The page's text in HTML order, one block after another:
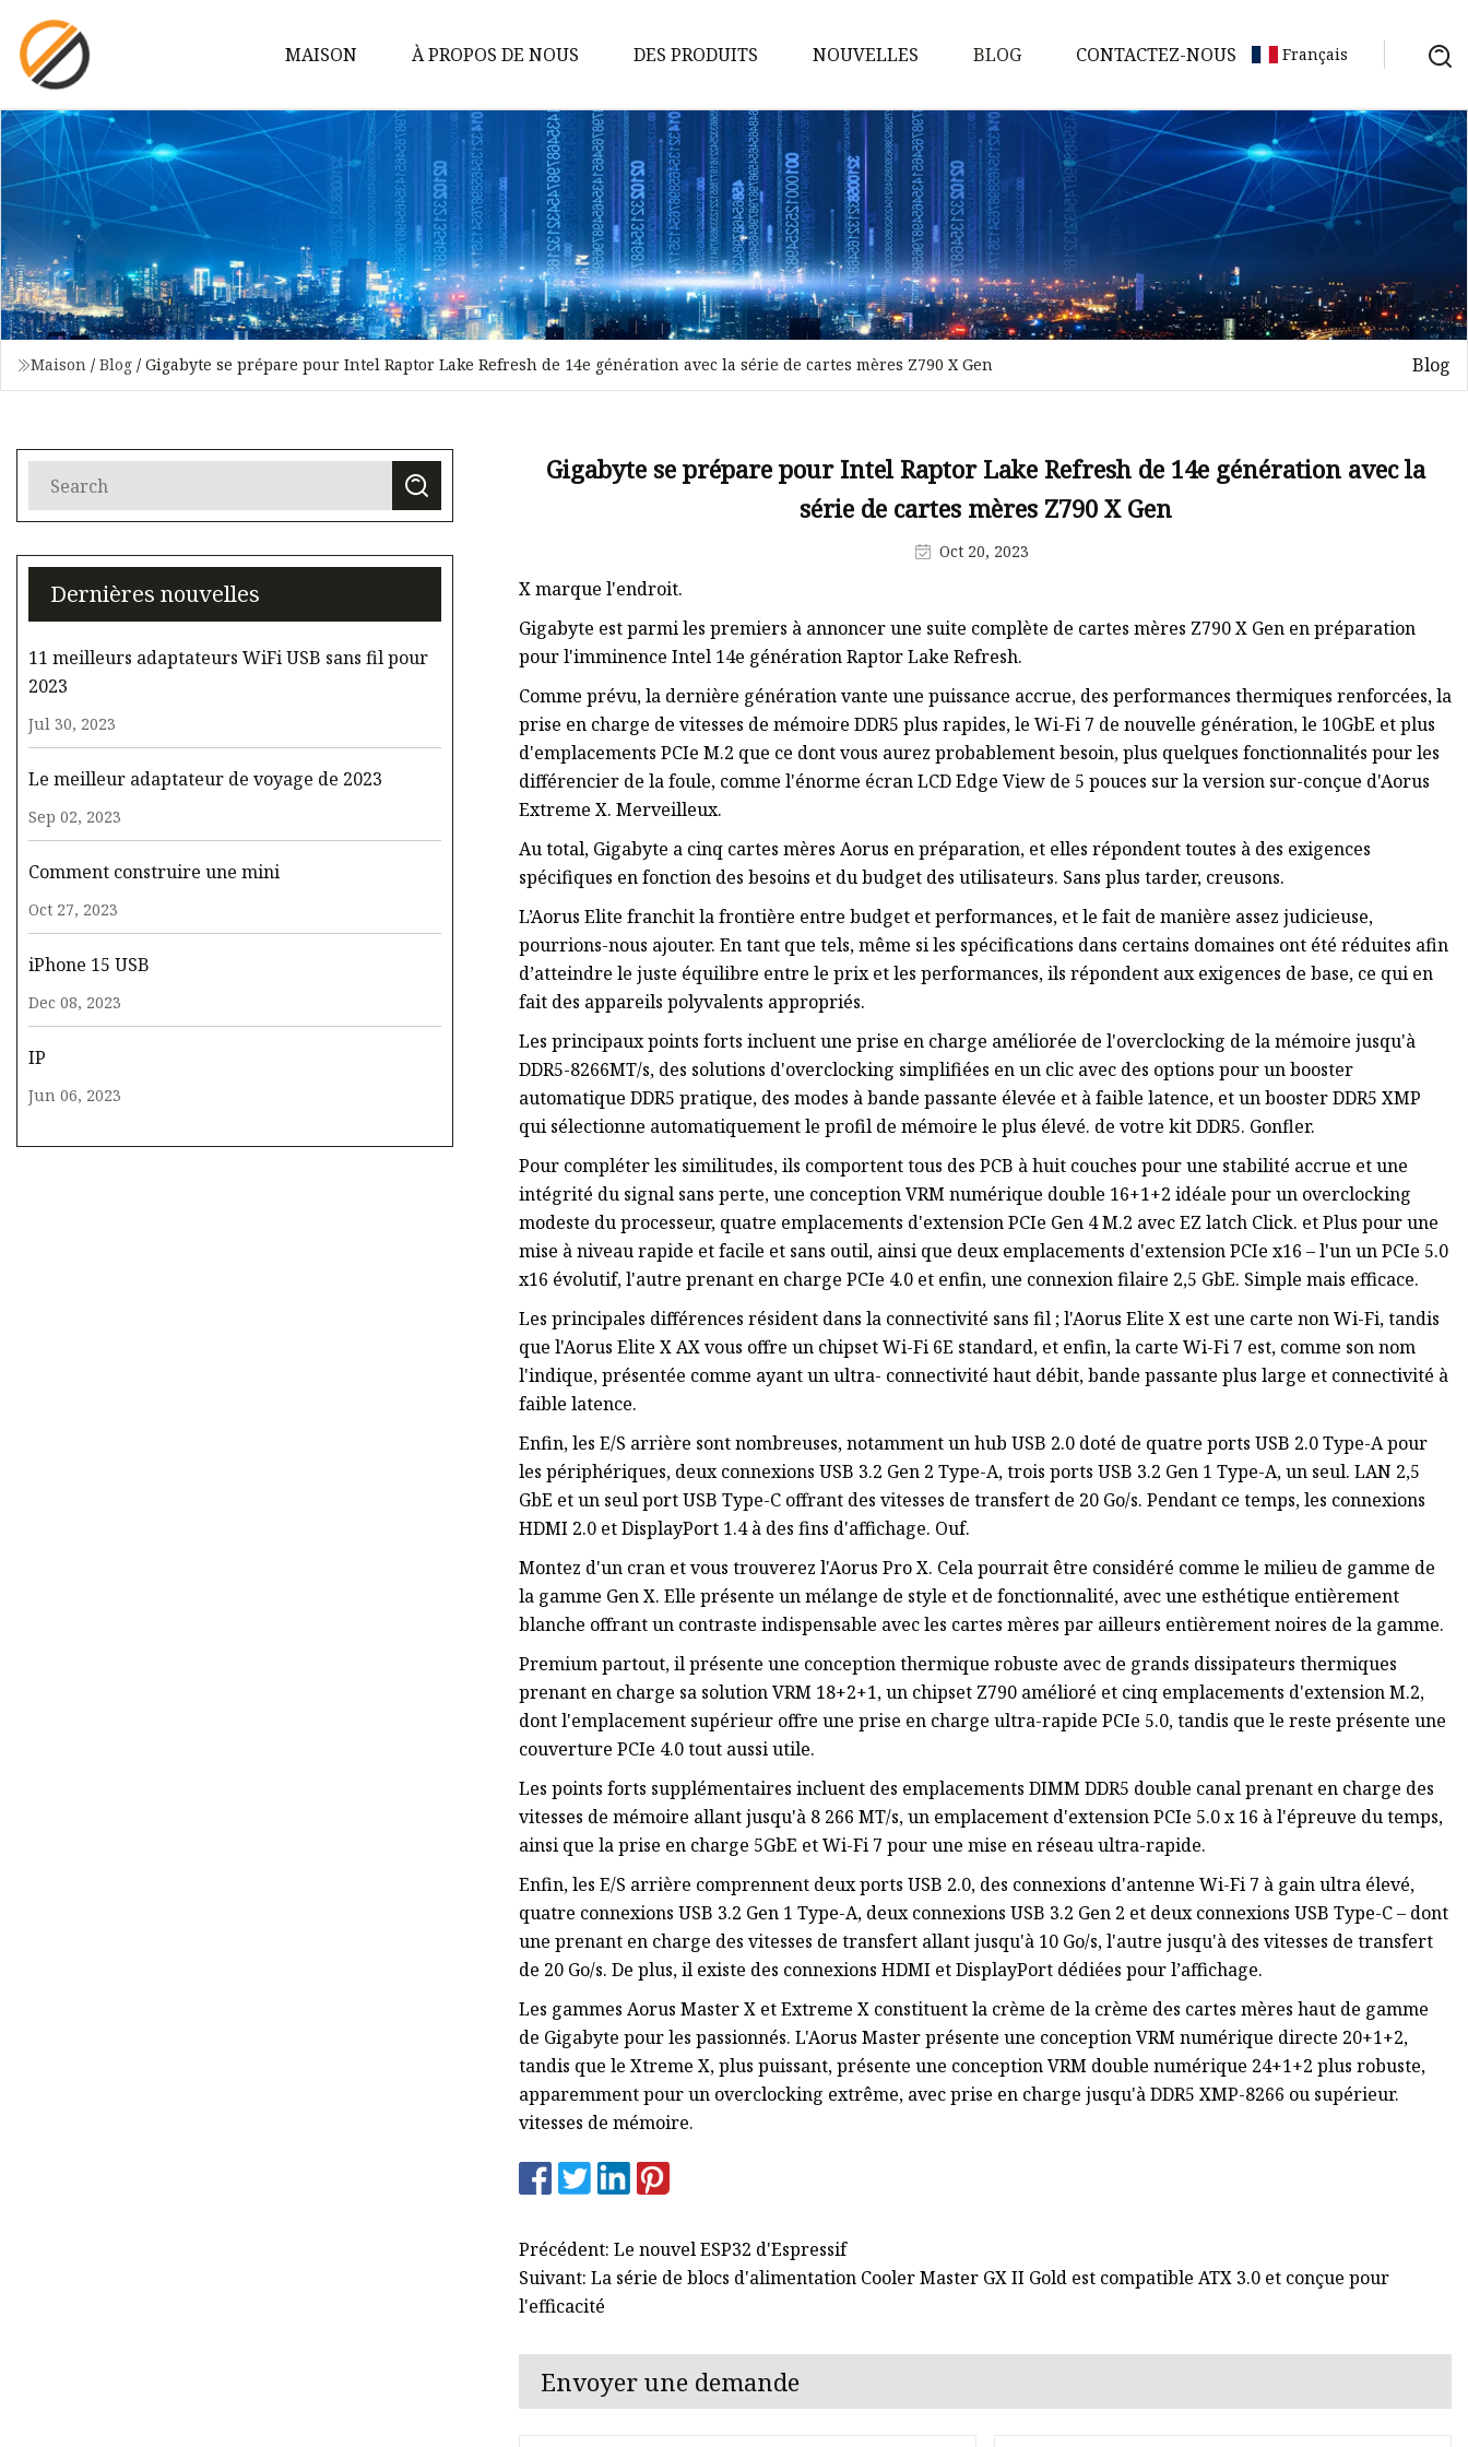
MAISON À PROPOS DE NOUS DES PRODUITS
Commutateur réseau
Adaptateur de réseau
Electronique grand public
Commutateur POE
Adaptateur TYPE-C
Commutateur non POE
Connecteur TYPEC
Module d'alimentation POE
Véritable stéréo sans fil
NOUVELLES BLOG CONTACTEZ-NOUS Français
Maison / Blog / Gigabyte se prépare pour Intel Raptor Lake Refresh de 14e génération avec la série de cartes mères Z790 X Gen Blog
Dernières nouvelles
11 meilleurs adaptateurs WiFi USB sans fil pour
2023
Jul 30, 2023
Le meilleur adaptateur de voyage de 2023
Sep 02, 2023
Comment construire une mini
Oct 27, 2023
iPhone 15 USB
Dec 08, 2023
IP
Jun 06, 2023
Gigabyte se prépare pour Intel Raptor Lake Refresh de 14e génération avec la
série de cartes mères Z790 X Gen
Oct 20, 2023
X marque l'endroit.
Gigabyte est parmi les premiers à annoncer une suite complète de cartes mères Z790 X Gen en préparation
pour l'imminence Intel 14e génération Raptor Lake Refresh.
Comme prévu, la dernière génération vante une puissance accrue, des performances thermiques renforcées, la
prise en charge de vitesses de mémoire DDR5 plus rapides, le Wi-Fi 7 de nouvelle génération, le 10GbE et plus
d'emplacements PCIe M.2 que ce dont vous aurez probablement besoin, plus quelques fonctionnalités pour les
différencier de la foule, comme l'énorme écran LCD Edge View de 5 pouces sur la version sur-conçue d'Aorus
Extreme X. Merveilleux.
Au total, Gigabyte a cinq cartes mères Aorus en préparation, et elles répondent toutes à des exigences
spécifiques en fonction des besoins et du budget des utilisateurs. Sans plus tarder, creusons.
L’Aorus Elite franchit la frontière entre budget et performances, et le fait de manière assez judicieuse,
pourrions-nous ajouter. En tant que tels, même si les spécifications dans certains domaines ont été réduites afin
d’atteindre le juste équilibre entre le prix et les performances, ils répondent aux exigences de base, ce qui en
fait des appareils polyvalents appropriés.
Les principaux points forts incluent une prise en charge améliorée de l'overclocking de la mémoire jusqu'à
DDR5-8266MT/s, des solutions d'overclocking simplifiées en un clic avec des options pour un booster
automatique DDR5 pratique, des modes à bande passante élevée et à faible latence, et un booster DDR5 XMP
qui sélectionne automatiquement le profil de mémoire le plus élevé. de votre kit DDR5. Gonfler.
Pour compléter les similitudes, ils comportent tous des PCB à huit couches pour une stabilité accrue et une
intégrité du signal sans perte, une conception VRM numérique double 16+1+2 idéale pour un overclocking
modeste du processeur, quatre emplacements d'extension PCIe Gen 4 M.2 avec EZ latch Click. et Plus pour une
mise à niveau rapide et facile et sans outil, ainsi que deux emplacements d'extension PCIe x16 – l'un un PCIe 5.0
x16 évolutif, l'autre prenant en charge PCIe 4.0 et enfin, une connexion filaire 2,5 GbE. Simple mais efficace.
Les principales différences résident dans la connectivité sans fil ; l'Aorus Elite X est une carte non Wi-Fi, tandis
que l'Aorus Elite X AX vous offre un chipset Wi-Fi 6E standard, et enfin, la carte Wi-Fi 7 est, comme son nom
l'indique, présentée comme ayant un ultra- connectivité haut débit, bande passante plus large et connectivité à
faible latence.
Enfin, les E/S arrière sont nombreuses, notamment un hub USB 2.0 doté de quatre ports USB 2.0 Type-A pour
les périphériques, deux connexions USB 3.2 Gen 2 Type-A, trois ports USB 3.2 Gen 1 Type-A, un seul. LAN 2,5
GbE et un seul port USB Type-C offrant des vitesses de transfert de 20 Go/s. Pendant ce temps, les connexions
HDMI 2.0 et DisplayPort 1.4 à des fins d'affichage. Ouf.
Montez d'un cran et vous trouverez l'Aorus Pro X. Cela pourrait être considéré comme le milieu de gamme de
la gamme Gen X. Elle présente un mélange de style et de fonctionnalité, avec une esthétique entièrement
blanche offrant un contraste indispensable avec les cartes mères par ailleurs entièrement noires de la gamme.
Premium partout, il présente une conception thermique robuste avec de grands dissipateurs thermiques
prenant en charge sa solution VRM 18+2+1, un chipset Z790 amélioré et cinq emplacements d'extension M.2,
dont l'emplacement supérieur offre une prise en charge ultra-rapide PCIe 5.0, tandis que le reste présente une
couverture PCIe 4.0 tout aussi utile.
Les points forts supplémentaires incluent des emplacements DIMM DDR5 double canal prenant en charge des
vitesses de mémoire allant jusqu'à 8 266 MT/s, un emplacement d'extension PCIe 5.0 x 16 à l'épreuve du temps,
ainsi que la prise en charge 5GbE et Wi-Fi 7 pour une mise en réseau ultra-rapide.
Enfin, les E/S arrière comprennent deux ports USB 2.0, des connexions d'antenne Wi-Fi 7 à gain ultra élevé,
quatre connexions USB 3.2 Gen 1 Type-A, deux connexions USB 3.2 Gen 2 et deux connexions USB Type-C – dont
une prenant en charge des vitesses de transfert allant jusqu'à 10 Go/s, l'autre jusqu'à des vitesses de transfert
de 20 Go/s. De plus, il existe des connexions HDMI et DisplayPort dédiées pour l’affichage.
Les gammes Aorus Master X et Extreme X constituent la crème de la crème des cartes mères haut de gamme
de Gigabyte pour les passionnés. L'Aorus Master présente une conception VRM numérique directe 20+1+2,
tandis que le Xtreme X, plus puissant, présente une conception VRM double numérique 24+1+2 plus robuste,
apparemment pour un overclocking extrême, avec prise en charge jusqu'à DDR5 XMP-8266 ou supérieur.
vitesses de mémoire.
Précédent: Le nouvel ESP32 d'Espressif
Suivant: La série de blocs d'alimentation Cooler Master GX II Gold est compatible ATX 3.0 et conçue pour
l'efficacité
Envoyer une demande